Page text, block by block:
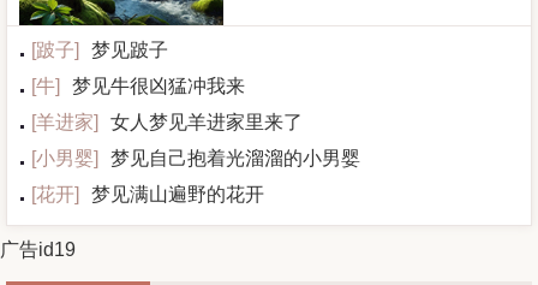
[跛子]
梦见跛子
[牛]
梦见牛很凶猛冲我来
[羊进家]
女人梦见羊进家里来了
[小男婴]
梦见自己抱着光溜溜的小男婴
[花开] 梦见满山遍野的花开
广告id19